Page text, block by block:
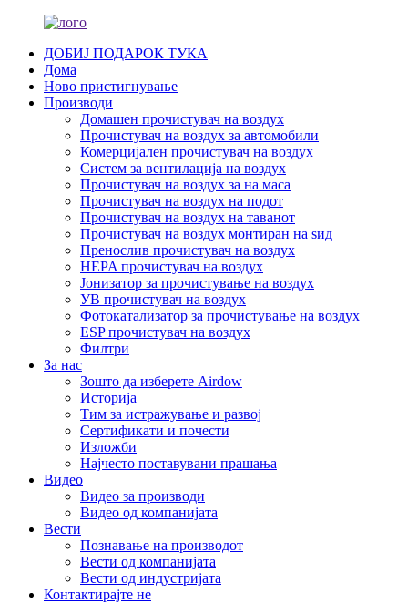
ДОБИЈ ПОДАРОК ​​ТУКА
Дома
Ново пристигнување
Производи
Домашен прочистувач на воздух
Прочистувач на воздух за автомобили
Комерцијален прочистувач на воздух
Систем за вентилација на воздух
Прочистувач на воздух за на маса
Прочистувач на воздух на подот
Прочистувач на воздух на таванот
Прочистувач на воздух монтиран на ѕид
Пренослив прочистувач на воздух
HEPA прочистувач на воздух
Јонизатор за прочистување на воздух
УВ прочистувач на воздух
Фотокатализатор за прочистување на воздух
ESP прочистувач на воздух
Филтри
За нас
Зошто да изберете Airdow
Историја
Тим за истражување и развој
Сертификати и почести
Изложби
Најчесто поставувани прашања
Видео
Видео за производи
Видео од компанијата
Вести
Познавање на производот
Вести од компанијата
Вести од индустријата
Контактирајте не